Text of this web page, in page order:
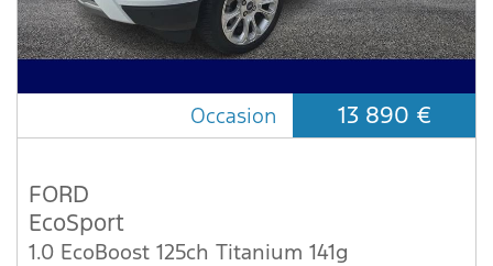
Occasion 13 890 €
FORD
EcoSport
1.0 EcoBoost 125ch Titanium 141g